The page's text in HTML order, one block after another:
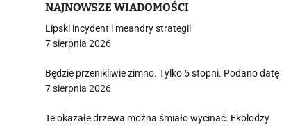
NAJNOWSZE WIADOMOŚCI
Lipski incydent i meandry strategii
7 sierpnia 2026
Będzie przenikliwie zimno. Tylko 5 stopni. Podano datę
7 sierpnia 2026
Te okazałe drzewa można śmiało wycinać. Ekolodzy